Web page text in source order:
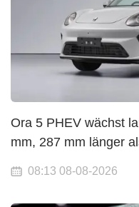
Ora 5 PHEV wächst
mm, 287 mm länger
08:13 08-08-2026